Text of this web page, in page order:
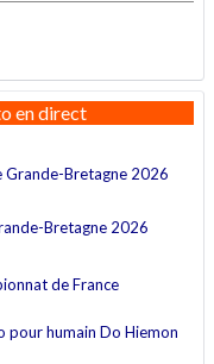
en direct
Bretagne 2026
Bretagne 2026
de France
pour humain Do Hiemon